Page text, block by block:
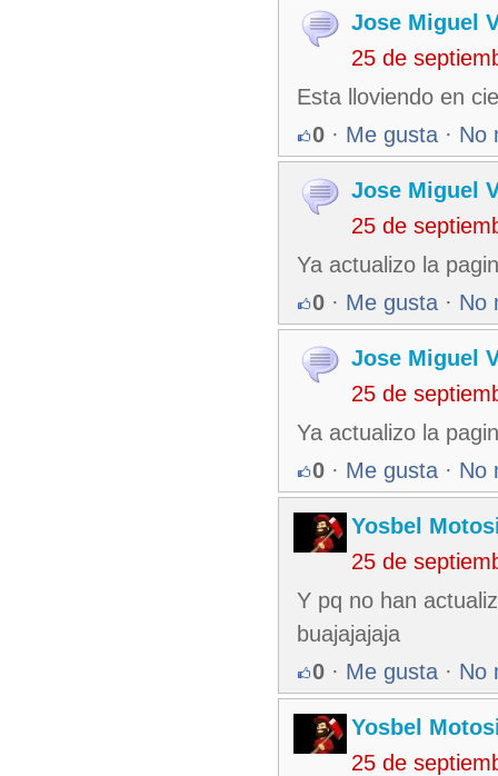
Jose Miguel
25 de
Esta lloviendo en
0 · Me gusta · No
Jose Miguel
25 de
Ya actualizo la
0 · Me gusta · No
Jose Miguel
25 de
Ya actualizo la
0 · Me gusta · No
Yosbel
25 de
Y pq no han
buajajajaja
0 · Me gusta · No
Yosbel
25 de